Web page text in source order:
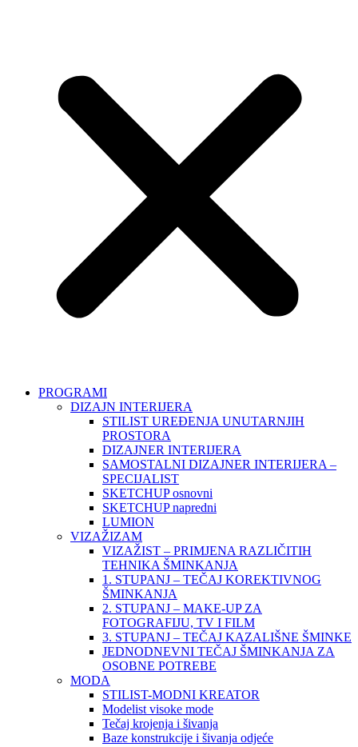
PROGRAMI
DIZAJN INTERIJERA
STILIST UREĐENJA UNUTARNJIH
PROSTORA
DIZAJNER INTERIJERA
SAMOSTALNI DIZAJNER INTERIJERA –
SPECIJALIST
SKETCHUP osnovni
SKETCHUP napredni
LUMION
VIZAŽIZAM
VIZAŽIST – PRIMJENA RAZLIČITIH
TEHNIKA ŠMINKANJA
1. STUPANJ – TEČAJ KOREKTIVNOG
ŠMINKANJA
2. STUPANJ – MAKE-UP ZA
FOTOGRAFIJU, TV I FILM
3. STUPANJ – TEČAJ KAZALIŠNE ŠMINKE
JEDNODNEVNI TEČAJ ŠMINKANJA ZA
OSOBNE POTREBE
MODA
STILIST-MODNI KREATOR
Modelist visoke mode
Tečaj krojenja i šivanja
Baze konstrukcije i šivanja odjeće